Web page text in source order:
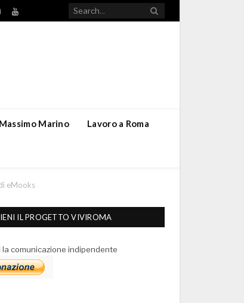
InstagramYouTube
Marino Lavoro a Roma
eMooks
IL PROGETTO VIVIROMA
la comunicazione indipendente